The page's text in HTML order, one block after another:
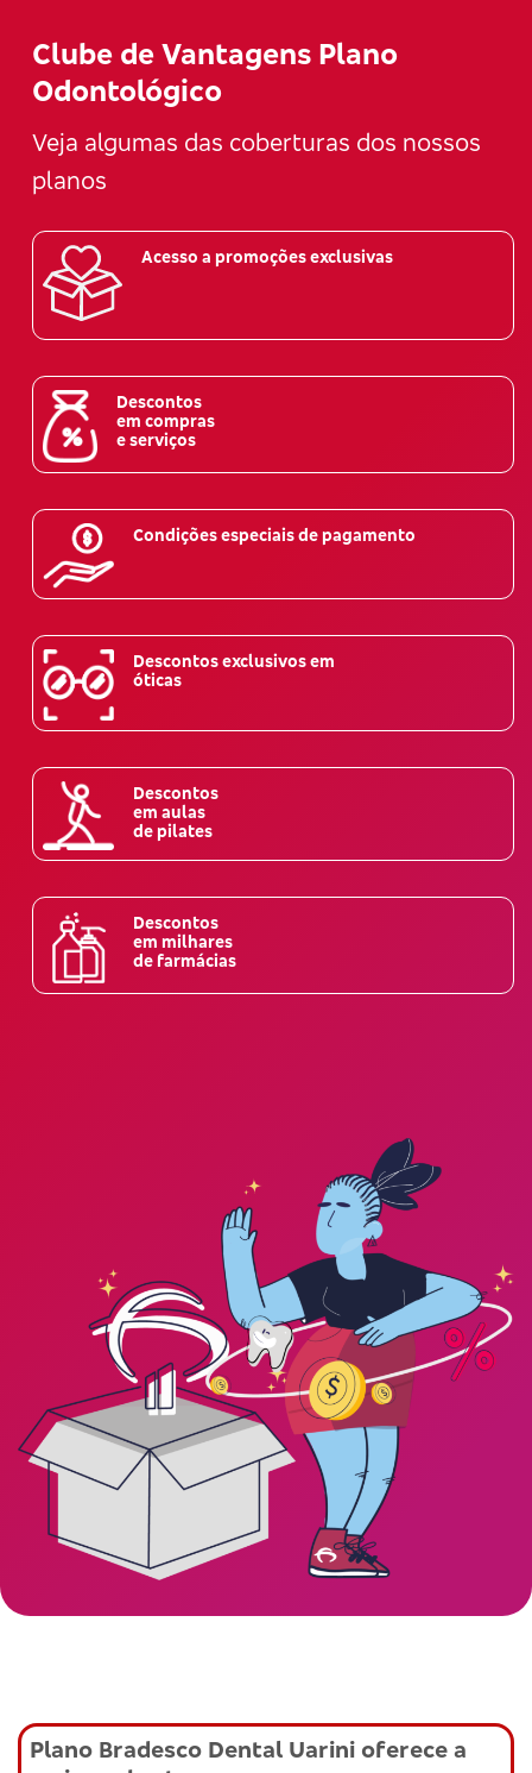
Clube de Vantagens Plano
Odontológico
Veja algumas das coberturas dos nossos
planos
Acesso a promoções exclusivas
Descontos
em compras
e serviços
Condições especiais de pagamento
Descontos exclusivos em
óticas
Descontos
em aulas
de pilates
Descontos
em milhares
de farmácias
Plano Bradesco Dental Uarini oferece a